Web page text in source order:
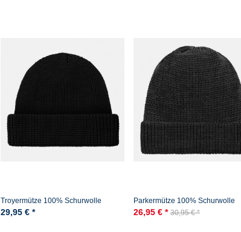
Troyermütze 100% Schurwolle
Hanseheld - Strickmütze aus Wolle -
29,95 € *
Parkermütze 100% Schurwolle
Hanseheld Strickmütze Wolle -
26,95 € * 30,95 € *